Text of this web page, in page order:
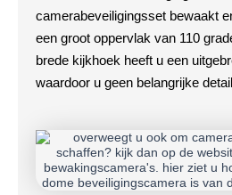
camerabeveiligingsset bewaakt
een groot oppervlak van 110
brede kijkhoek heeft u een
waardoor u geen belangrijke